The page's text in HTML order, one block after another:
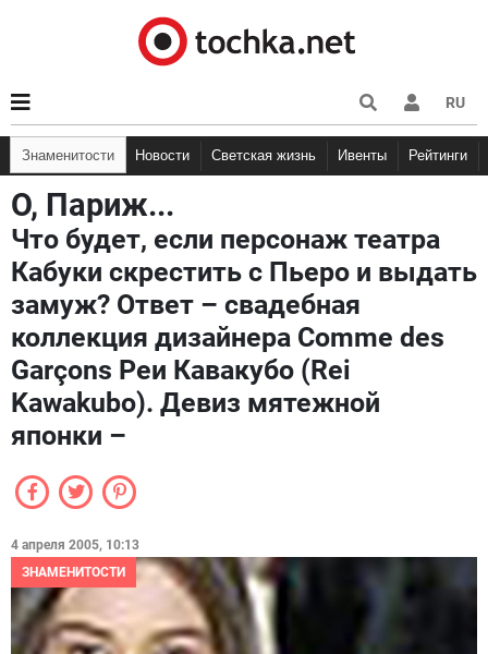
RU
Знаменитости Новости Светская жизнь Ивенты Рейтинги
О, Париж...
Что будет, если персонаж театра
Кабуки скрестить с Пьеро и выдать
замуж? Ответ – свадебная
коллекция дизайнера Comme des
Garçons Реи Кавакубо (Rei
Kawakubo). Девиз мятежной
японки –
4 апреля 2005, 10:13
ЗНАМЕНИТОСТИ